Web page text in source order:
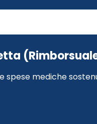
spese mediche